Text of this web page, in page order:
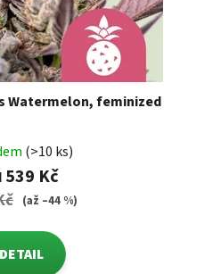
Watermelon, feminized
(>10 ks)
539 Kč
(až –44 %)
DETAIL